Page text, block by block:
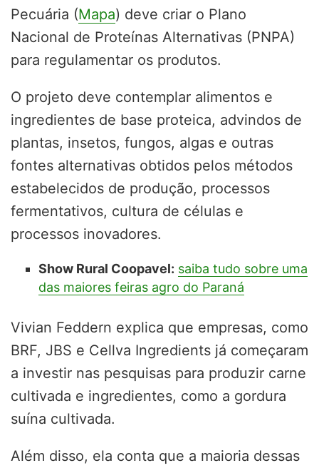
Pecuária (Mapa) deve criar o Plano
Nacional de Proteínas Alternativas (PNPA)
para regulamentar os produtos.
O projeto deve contemplar alimentos e
ingredientes de base proteica, advindos de
plantas, insetos, fungos, algas e outras
fontes alternativas obtidos pelos métodos
estabelecidos de produção, processos
fermentativos, cultura de células e
processos inovadores.
Show Rural Coopavel: saiba tudo sobre uma
das maiores feiras agro do Paraná
Vivian Feddern explica que empresas, como
BRF, JBS e Cellva Ingredients já começaram
a investir nas pesquisas para produzir carne
cultivada e ingredientes, como a gordura
suína cultivada.
Além disso, ela conta que a maioria dessas